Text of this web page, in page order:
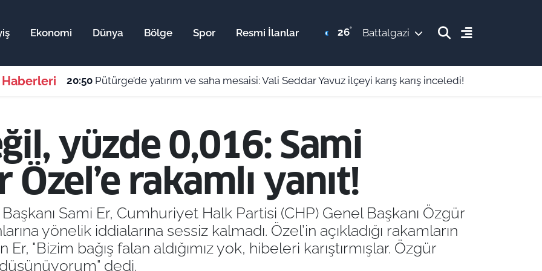
Ekonomi Dünya Bölge Spor Resmi İlanlar 26° Battalgazi
Haberleri 20:50 Pütürge’de yatırım ve saha mesaisi: Vali Seddar Yavuz ilçeyi karış karış inceledi!
yüzde 0,016: Sami
Özel’e rakamlı yanıt!
Sami Er, Cumhuriyet Halk Partisi (CHP) Genel Başkanı Özgür
yönelik iddialarına sessiz kalmadı. Özel’in açıkladığı rakamların
Er, "Bizim bağış falan aldığımız yok, hibeleri karıştırmışlar. Özgür
dedi.